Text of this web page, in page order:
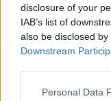
disclosure of your
IAB’s list of
also be disclosed
Downstream
Personal Data
Focus op
vanuit de